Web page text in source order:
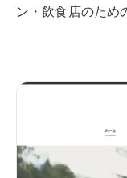
ン・飲食店のため